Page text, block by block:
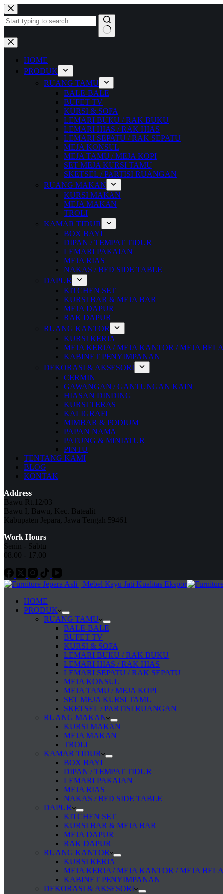
Skip
to
content
No
results
HOME
PRODUK
RUANG TAMU
BALE-BALE
BUFET TV
KURSI & SOFA
LEMARI BUKU / RAK BUKU
LEMARI HIAS / RAK HIAS
LEMARI SEPATU / RAK SEPATU
MEJA KONSUL
MEJA TAMU / MEJA KOPI
SET MEJA KURSI TAMU
SKETSEL / PARTISI RUANGAN
RUANG MAKAN
KURSI MAKAN
MEJA MAKAN
TROLI
KAMAR TIDUR
BOX BAYI
DIPAN / TEMPAT TIDUR
LEMARI PAKAIAN
MEJA RIAS
NAKAS / BED SIDE TABLE
DAPUR
KITCHEN SET
KURSI BAR & MEJA BAR
MEJA DAPUR
RAK DAPUR
RUANG KANTOR
KURSI KERJA
MEJA KERJA / MEJA KANTOR / MEJA
KABINET PENYIMPANAN
DEKORASI & AKSESORI
CERMIN
GAWANGAN / GANTUNGAN KAIN
HIASAN DINDING
KURSI TERAS
KALIGRAFI
MIMBAR & PODIUM
PAPAN NAMA
PATUNG & MINIATUR
PINTU
TENTANG KAMI
BLOG
KONTAK
Address
Bawu Rt.12/03
Bawu I, Bawu, Kec. Batealit
Kabupaten Jepara, Jawa Tengah 59461
Work Hours
Senin - Sabtu
08.00 - 17.00
HOME
PRODUK
RUANG TAMU
BALE-BALE
BUFET TV
KURSI & SOFA
LEMARI BUKU / RAK BUKU
LEMARI HIAS / RAK HIAS
LEMARI SEPATU / RAK SEPATU
MEJA KONSUL
MEJA TAMU / MEJA KOPI
SET MEJA KURSI TAMU
SKETSEL / PARTISI RUANGAN
RUANG MAKAN
KURSI MAKAN
MEJA MAKAN
TROLI
KAMAR TIDUR
BOX BAYI
DIPAN / TEMPAT TIDUR
LEMARI PAKAIAN
MEJA RIAS
NAKAS / BED SIDE TABLE
DAPUR
KITCHEN SET
KURSI BAR & MEJA BAR
MEJA DAPUR
RAK DAPUR
RUANG KANTOR
KURSI KERJA
MEJA KERJA / MEJA KANTOR / MEJA
KABINET PENYIMPANAN
DEKORASI & AKSESORI